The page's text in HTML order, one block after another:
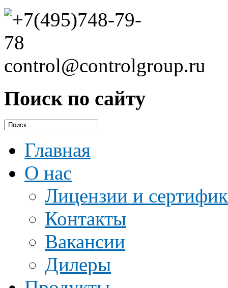
Поиск по сайту
Главная
О нас
Лицензии и
Контакты
Ваканcии
Дилеры